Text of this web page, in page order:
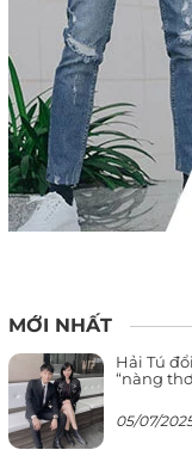
MỚI NHẤT
Hải Tú
“nàng
05/07/